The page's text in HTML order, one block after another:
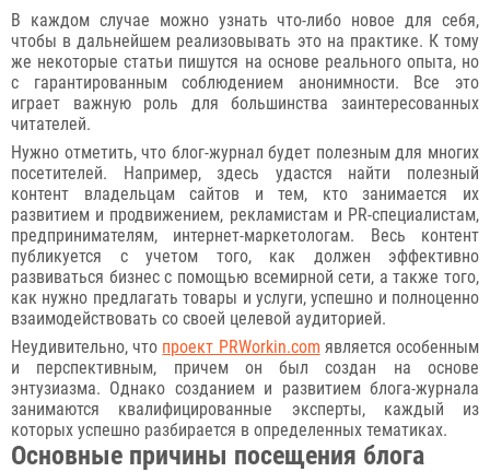
В каждом случае можно узнать что-либо новое для себя,
чтобы в дальнейшем реализовывать это на практике. К тому
же некоторые статьи пишутся на основе реального опыта, но
с гарантированным соблюдением анонимности. Все это
играет важную роль для большинства заинтересованных
читателей.
Нужно отметить, что блог-журнал будет полезным для многих
посетителей. Например, здесь удастся найти полезный
контент владельцам сайтов и тем, кто занимается их
развитием и продвижением, рекламистам и PR-специалистам,
предпринимателям, интернет-маркетологам. Весь контент
публикуется с учетом того, как должен эффективно
развиваться бизнес с помощью всемирной сети, а также того,
как нужно предлагать товары и услуги, успешно и полноценно
взаимодействовать со своей целевой аудиторией.
Неудивительно, что проект PRWorkin.com является особенным
и перспективным, причем он был создан на основе
энтузиазма. Однако созданием и развитием блога-журнала
занимаются квалифицированные эксперты, каждый из
которых успешно разбирается в определенных тематиках.
Основные причины посещения блога